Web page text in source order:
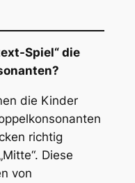
Spiel“ die
die Kinder
richtig
Diese
von